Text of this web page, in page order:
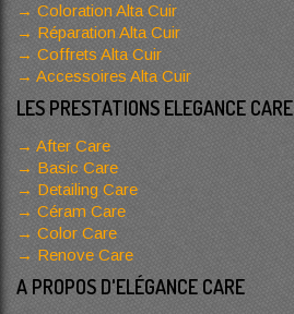
Coloration Alta Cuir
Réparation Alta Cuir
Coffrets Alta Cuir
Accessoires Alta Cuir
LES PRESTATIONS ELEGANCE CARE
After Care
Basic Care
Detailing Care
Céram Care
Color Care
Renove Care
A PROPOS D'ELÉGANCE CARE